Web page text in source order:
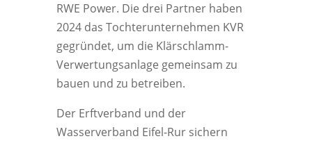
RWE Power. Die drei Partner haben
2024 das Tochterunternehmen KVR
gegründet, um die Klärschlamm-
Verwertungsanlage gemeinsam zu
bauen und zu betreiben.
Der Erftverband und der
Wasserverband Eifel-Rur sichern